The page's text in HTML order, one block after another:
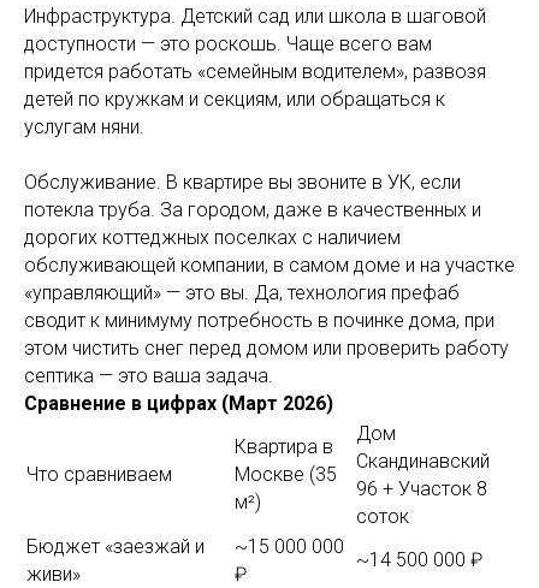
Инфраструктура. Детский сад или школа в шаговой
доступности — это роскошь. Чаще всего вам
придется работать «семейным водителем», развозя
детей по кружкам и секциям, или обращаться к
услугам няни.
Обслуживание. В квартире вы звоните в УК, если
потекла труба. За городом, даже в качественных и
дорогих коттеджных поселках с наличием
обслуживающей компании, в самом доме и на участке
«управляющий» — это вы. Да, технология префаб
сводит к минимуму потребность в починке дома, при
этом чистить снег перед домом или проверить работу
септика — это ваша задача.
Сравнение в цифрах (Март 2026)
Что сравниваем
Квартира в
Москве (35
м²)
Дом
Скандинавский
96 + Участок 8
соток
Бюджет «заезжай и
живи»
~15 000 000
₽
~14 500 000 ₽